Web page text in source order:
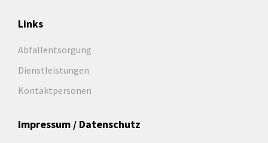
Links
Abfallentsorgung
Dienstleistungen
Kontaktpersonen
Impressum / Datenschutz